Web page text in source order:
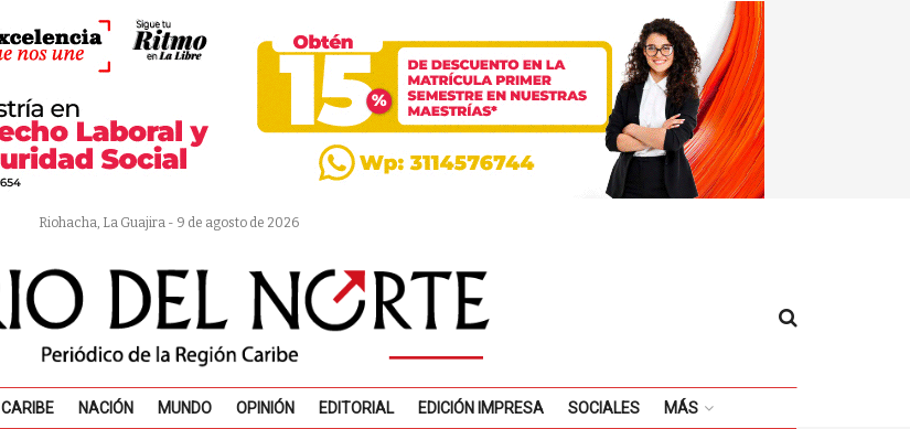
Riohacha, La Guajira - 9 de agosto de 2026
CARIBE NACIÓN MUNDO OPINIÓN EDITORIAL EDICIÓN IMPRESA SOCIALES MÁS